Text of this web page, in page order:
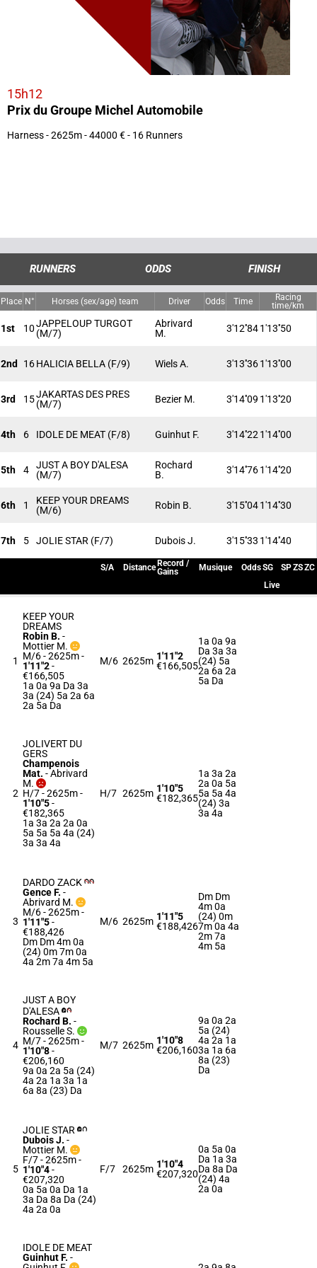
15h12
Prix du Groupe Michel Automobile
Harness - 2625m - 44000 € - 16 Runners
RUNNERS ODDS FINISH
Place N° Horses (sex/age) team Driver Odds Time
Racing
time/km
1st 10JAPPELOUP TURGOT
(M/7)
Abrivard
M.
3'12''841'13''50
2nd 16HALICIA BELLA (F/9) Wiels A. 3'13''361'13''00
3rd 15JAKARTAS DES PRES
(M/7)
Bezier M. 3'14''09 1'13''20
4th 6 IDOLE DE MEAT (F/8) Guinhut F. 3'14''22 1'14''00
5th 4
JUST A BOY D'ALESA
(M/7)
Rochard
B.
3'14''761'14''20
6th 1
KEEP YOUR DREAMS
(M/6)
Robin B. 3'15''041'14''30
7th 5 JOLIE STAR (F/7) Dubois J. 3'15''33 1'14''40
S/A Distance Record /
Gains
Musique OddsSG SPZSZC
Live
1
KEEP YOUR
DREAMS
Robin B. -
Mottier M.
M/6 - 2625m-
1'11"2-
€166,505
1a 0a 9a Da 3a
3a (24) 5a 2a 6a
2a 5a Da
M/6 2625m 1'11"2
€166,505
1a 0a 9a
Da 3a 3a
(24) 5a
2a 6a 2a
5a Da
2
JOLIVERT DU
GERS
Champenois
Mat. -Abrivard
M.
H/7 - 2625m-
1'10"5-
€182,365
1a 3a 2a 2a 0a
5a 5a 5a 4a (24)
3a 3a 4a
H/7 2625m 1'10"5
€182,365
1a 3a 2a
2a 0a 5a
5a 5a 4a
(24) 3a
3a 4a
3
DARDO ZACK
Gence F. -
Abrivard M.
M/6 - 2625m-
1'11"5-
€188,426
Dm Dm 4m 0a
(24) 0m 7m 0a
4a 2m 7a 4m 5a
M/6 2625m 1'11"5
€188,426
Dm Dm
4m 0a
(24) 0m
7m 0a 4a
2m 7a
4m 5a
4
JUST A BOY
D'ALESA
Rochard B. -
Rousselle S.
M/7 - 2625m-
1'10"8-
€206,160
9a 0a 2a 5a (24)
4a 2a 1a 3a 1a
6a 8a (23) Da
M/7 2625m 1'10"8
€206,160
9a 0a 2a
5a (24)
4a 2a 1a
3a 1a 6a
8a (23)
Da
5
JOLIE STAR
Dubois J. -
Mottier M.
F/7 - 2625m-
1'10"4-
€207,320
0a 5a 0a Da 1a
3a Da 8a Da (24)
4a 2a 0a
F/7 2625m 1'10"4
€207,320
0a 5a 0a
Da 1a 3a
Da 8a Da
(24) 4a
2a 0a
IDOLE DE MEAT
Guinhut F. -